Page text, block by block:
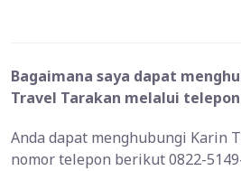
Bagaimana saya dapat
Travel Tarakan melalui telepon
Anda dapat menghubungi Karin
nomor telepon berikut 0822-